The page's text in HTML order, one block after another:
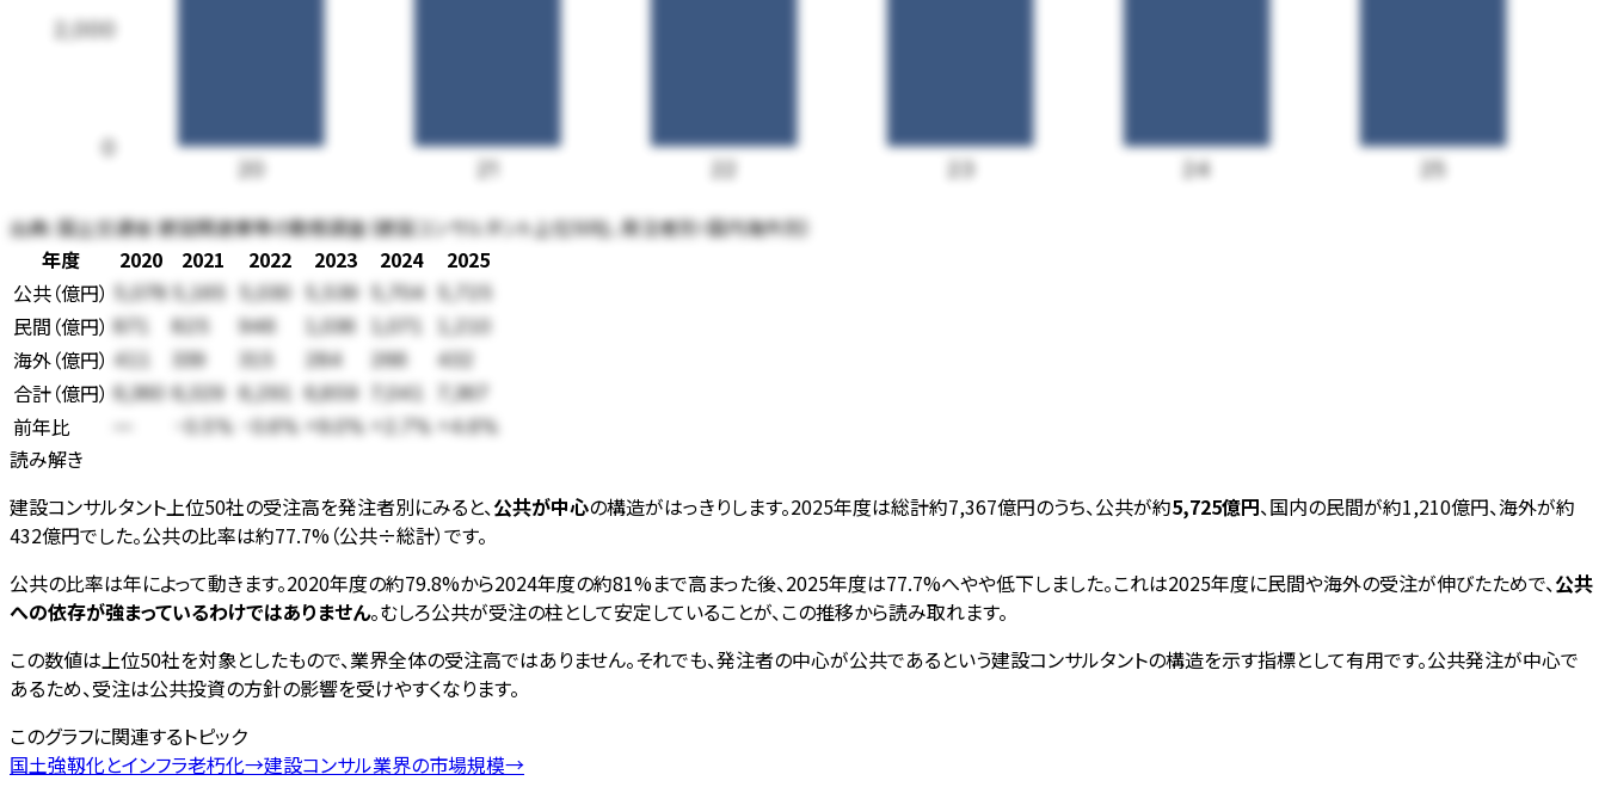
0
2,000
20 22 23 24 25
出典:国土交通省 建設関連業等の動態調査（建設コンサルタント上位50社、発注者別・国内海外別）
年度
2020 2021 2022 2023 2024
2025
公共（億円） 5,078 5,165 5,030 5,539 5,704 5,725
民間 （億円） 871 825 946 1,036 1,071 1,210
海外（億円） 411 339 315 284 266 432
合計（億円） 6,360 6,329 6,291 6,859 7,041 7,367
前年比 -0.5% -0.6% +9.0% +2.7% +4.6%
読み解き
建設コンサルタント上位50社の受注高を発注者別にみると、公共が中心の構造がはっきりします。2025年度は総計約7,367億円のうち、公共が約5,725億円、国内の民間が約1,210億円、海外が約
432億円でした。公共の比率は約77.7%（公共÷総計）です。
公共の比率は年によって動きます。2020年度の約79.8%から2024年度の約81%まで高まった後、2025年度は77.7%へやや低下しました。これは2025年度に民間や海外の受注が伸びたためで、公共
への依存が強まっているわけではありません。むしろ公共が受注の柱として安定していることが、この推移から読み取れます。
この数値は上位50社を対象としたもので、業界全体の受注高ではありません。それでも、発注者の中心が公共であるという建設コンサルタントの構造を示す指標として有用です。公共発注が中心で
あるため、受注は公共投資の方針の影響を受けやすくなります。
このグラフに関連するトピック
国土強靱化とインフラ老朽化→建設コンサル業界の市場規模→